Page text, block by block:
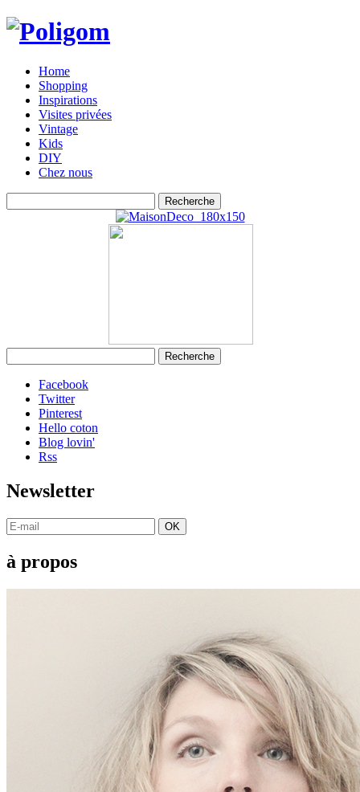
Home
Shopping
Inspirations
Visites privées
Vintage
Kids
DIY
Chez nous
Facebook
Twitter
Pinterest
Hello coton
Blog lovin'
Rss
Newsletter
OK
à propos